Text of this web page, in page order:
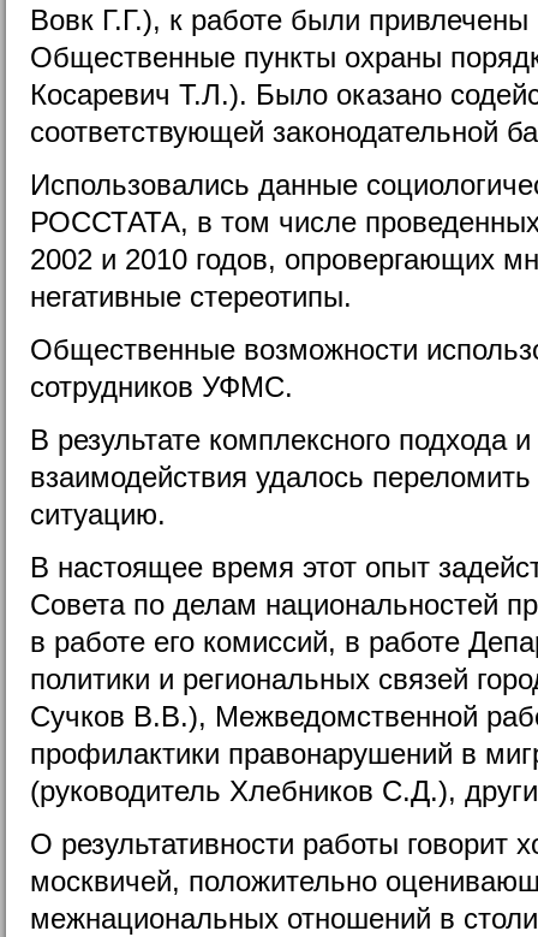
Вовк Г.Г.), к работе были
Общественные пункты охраны
Косаревич Т.Л.). Было оказано
соответствующей законодательной
Использовались данные
РОССТАТА, в том числе
2002 и 2010 годов, опровергающих
негативные стереотипы.
Общественные возможности
сотрудников УФМС.
В результате комплексного подхода
взаимодействия удалось
ситуацию.
В настоящее время этот опыт
Совета по делам национальностей
в работе его комиссий, в работе
политики и региональных связей
Сучков В.В.), Межведомственной
профилактики правонарушений в
(руководитель Хлебников С.Д.),
О результативности работы говорит
москвичей, положительно
межнациональных отношений в